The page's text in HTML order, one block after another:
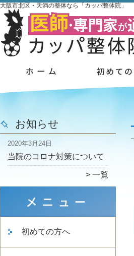
大阪市北区・天満の整体なら「カッパ整体院」
お知らせ
2020年3月24日
当院のコロナ対策について
一覧
初めての方へ